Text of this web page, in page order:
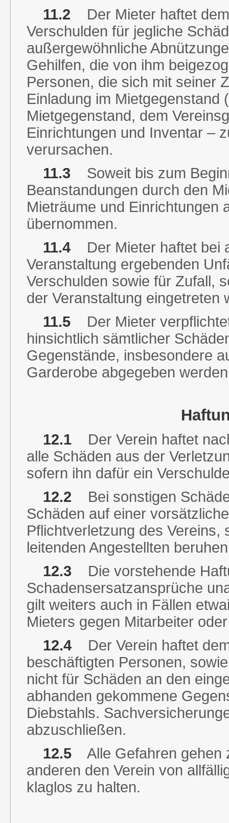
11.2 Der Mieter haftet
Verschulden für jegliche
außergewöhnliche
Gehilfen, die von ihm
Personen, die sich mit seiner
Einladung im Mietgegenstand
Mietgegenstand, dem
Einrichtungen und Inventar –
verursachen.
11.3 Soweit bis zum
Beanstandungen durch den
Mieträume und Einrichtungen
übernommen.
11.4 Der Mieter haftet bei
Veranstaltung ergebenden
Verschulden sowie für Zufall,
der Veranstaltung eingetreten
11.5 Der Mieter
hinsichtlich sämtlicher
Gegenstände, insbesondere
Garderobe abgegeben
12.1
Der Verein haftet
alle Schäden aus der
sofern ihn dafür ein
12.2 Bei sonstigen
Schäden auf einer
Pflichtverletzung des Vereins,
leitenden Angestellten
12.3 Die vorstehende
Schadensersatzansprüche
gilt weiters auch in Fällen
Mieters gegen Mitarbeiter
12.4 Der Verein haftet
beschäftigten Personen,
nicht für Schäden an den
abhanden gekommene
Diebstahls.
abzuschließen.
12.5 Alle Gefahren gehen
anderen den Verein von
klaglos zu halten.